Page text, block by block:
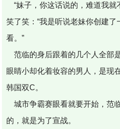
“妹子，你这话说的，难道我就
笑了笑：“我是听说老妹你创建
看。”
范临的身后跟着的几个人全部
眼睛小却化着妆容的男人，是现
韩国双C。
城市争霸赛眼看就要开始，范
的，就是为了宣战。